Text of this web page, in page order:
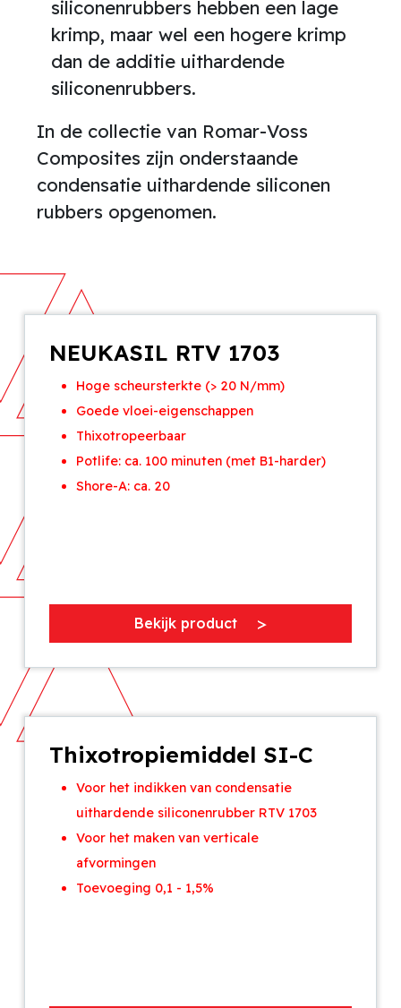
siliconenrubbers hebben een lage
krimp, maar wel een hogere krimp
dan de additie uithardende
siliconenrubbers.
In de collectie van Romar-Voss
Composites zijn onderstaande
condensatie uithardende siliconen
rubbers opgenomen.
NEUKASIL RTV 1703
Hoge scheursterkte (> 20 N/mm)
Goede vloei-eigenschappen
Thixotropeerbaar
Potlife: ca. 100 minuten (met B1-harder)
Shore-A: ca. 20
Bekijk product
Thixotropiemiddel SI-C
Voor het indikken van condensatie
uithardende siliconenrubber RTV 1703
Voor het maken van verticale
afvormingen
Toevoeging 0,1 - 1,5%